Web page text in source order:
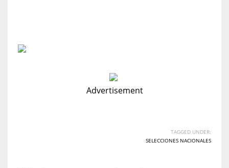
Advertisement
TAGGED UNDER:
SELECCIONES NACIONALES